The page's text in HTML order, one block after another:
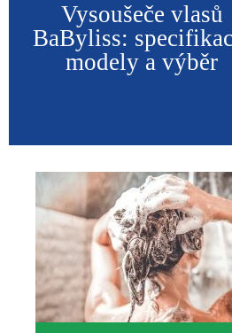
Vysoušeče vlasů
BaByliss:
modely a výběr